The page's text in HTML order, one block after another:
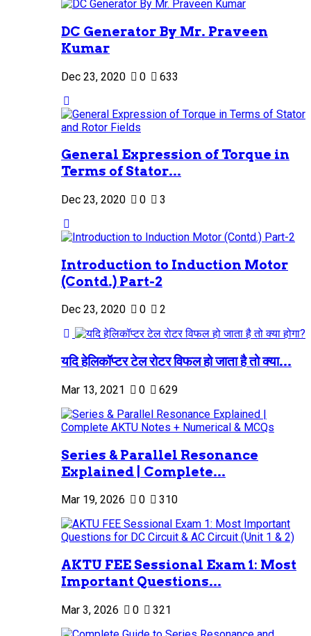
DC Generator By Mr. Praveen
Kumar
Dec 23, 2020 0 633
General Expression of Torque in
Terms of Stator...
Dec 23, 2020 0 3
Introduction to Induction Motor
(Contd.) Part-2
Dec 23, 2020 0 2
यदि हेलिकॉप्टर टेल रोटर विफल हो जाता है तो क्या...
Mar 13, 2021 0 629
Series & Parallel Resonance
Explained | Complete...
Mar 19, 2026 0 310
AKTU FEE Sessional Exam 1: Most
Important Questions...
Mar 3, 2026 0 321